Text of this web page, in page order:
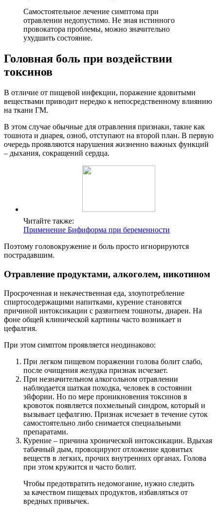
Самостоятельное лечение симптома при
отравлении недопустимо. Не зная истинного
провокатора проблемы, можно значительно
ухудшить состояние.
Головная боль при воздействии
токсинов
В отличие от пищевой инфекции, поражение ядовитыми
веществами приводит нередко к непосредственному влиянию
на ткани ГМ.
В этом случае обычные для отравления признаки, такие как
тошнота и диарея, озноб, отступают на второй план. В первую
очередь проявляются нарушения жизненно важных функций
– дыхания, сокращений сердца.
Читайте также:
Применение Бифиформа при беременности
Поэтому головокружение и боль просто игнорируются
пострадавшим.
Отравление продуктами, алкоголем, никотином
Просроченная и некачественная еда, злоупотребление
спиртосодержащими напитками, курение становятся
причиной интоксикации с развитием тошноты, диареи. На
фоне общей клинической картины часто возникает и
цефалгия.
При этом симптом проявляется неодинаково:
При легком пищевом поражении голова болит слабо,
после очищения желудка признак исчезает.
При незначительном алкогольном отравлении
наблюдается шаткая походка, человек в состоянии
эйфории. Но по мере проникновения токсинов в
кровоток появляется похмельный синдром, который и
вызывает цефалгию. Признак исчезает в течение суток
самостоятельно либо снимается специальными
препаратами.
Курение – причина хронической интоксикации. Вдыхая
табачный дым, провоцируют отложение ядовитых
веществ в легких, прочих внутренних органах. Голова
при этом кружится и часто болит.
Чтобы предотвратить недомогание, нужно следить
за качеством пищевых продуктов, избавляться от
вредных привычек.